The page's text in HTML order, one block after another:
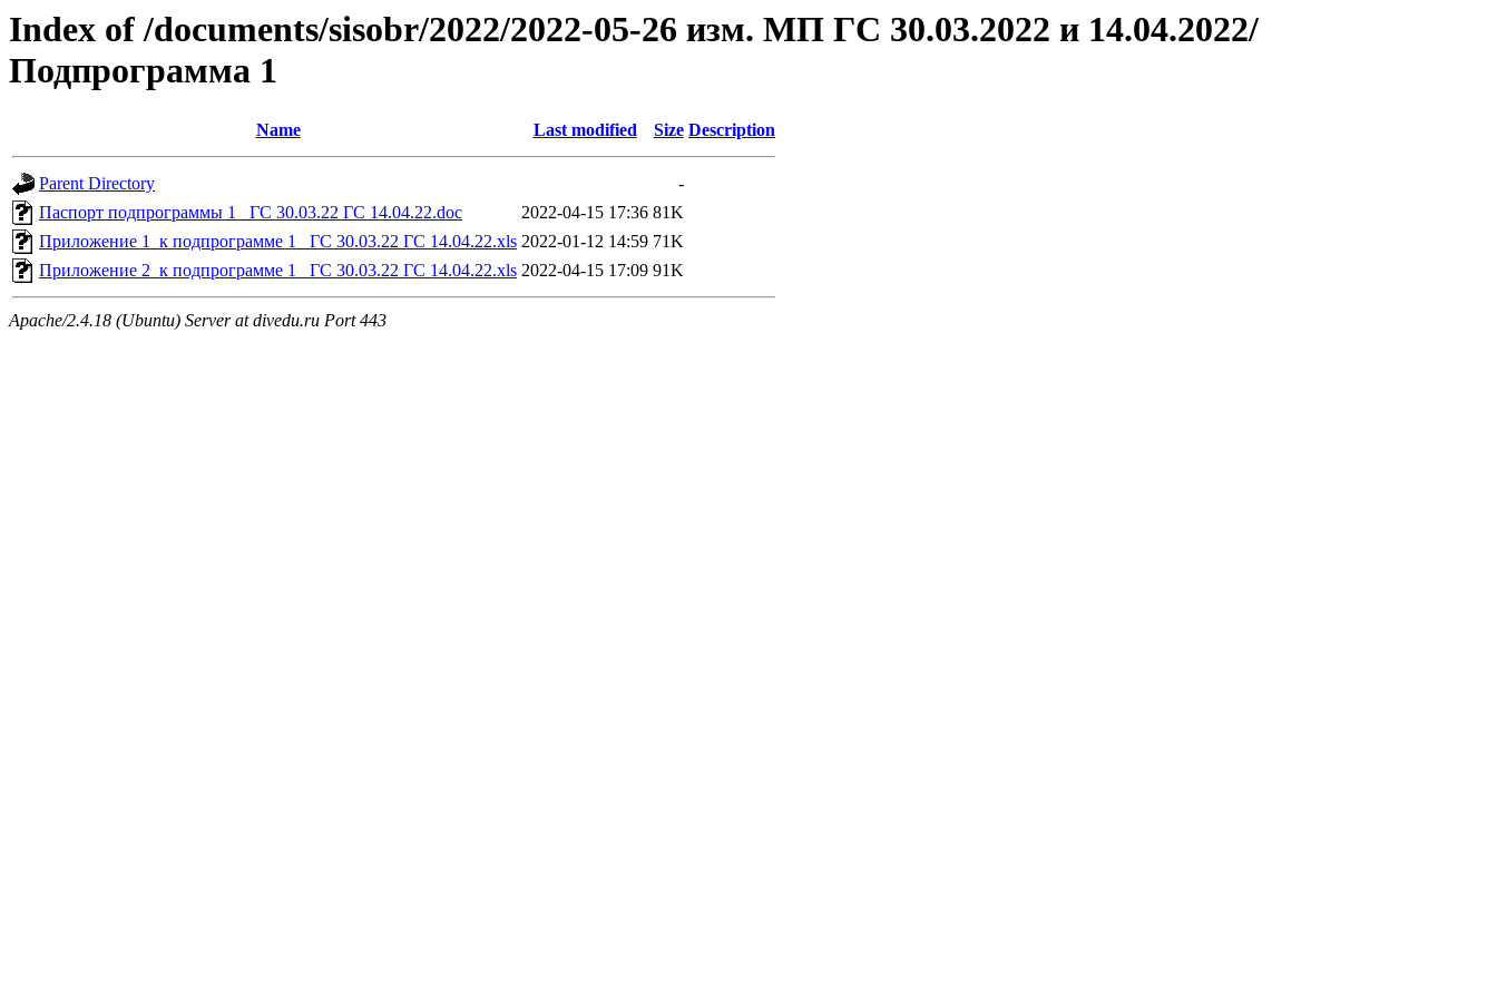
Index of /documents/sisobr/2022/2022-05-26 изм. МП ГС 30.03.2022 и 14.04.2022/
Подпрограмма 1
Name Last modified Size Description
Parent Directory
-
Паспорт подпрограммы 1_ ГС 30.03.22 ГС 14.04.22.doc
2022-04-15 17:36 81K
Приложение 1_к подпрограмме 1_ ГС 30.03.22 ГС 14.04.22.xls 2022-01-12 14:59 71K
Приложение 2_к подпрограмме 1_ ГС 30.03.22 ГС 14.04.22.xls 2022-04-15 17:09 91K
Apache/2.4.18 (Ubuntu) Server at divedu.ru Port 443